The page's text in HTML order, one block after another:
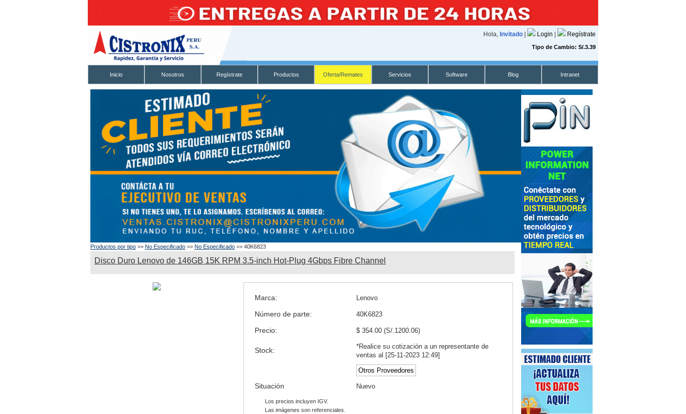
Hola, Invitado Login Regístrate
Tipo de Cambio: S/.3.39
Inicio Nosotros Regístrate Productos Oferta/Remates Servicios Software Blog Intranet
Productos por tipo >> No Especificado >> No Especificado >> 40K6823
Disco Duro Lenovo de 146GB 15K RPM 3.5-inch Hot-Plug 4Gbps Fibre Channel
Marca: Lenovo
Número de parte: 40K6823
Precio: $ 354.00 (S/.1200.06)
Stock:
*Realice su cotización a un representante de
ventas al [25-11-2023 12:49]
Otros Proveedores
Situación Nuevo
Los precios incluyen IGV.
Las imágenes son referenciales.